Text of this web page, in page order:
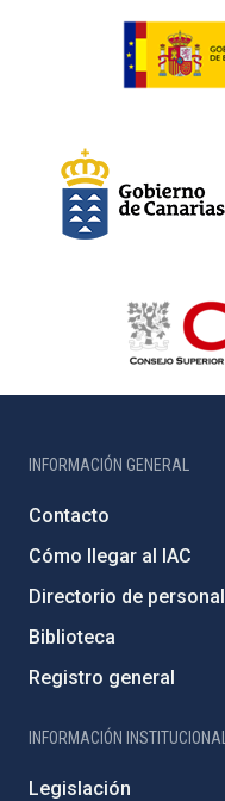
INFORMACIÓN GENERAL
Contacto
Cómo llegar al IAC
Directorio de personal
Biblioteca
Registro general
INFORMACIÓN INSTITUCIONAL
Legislación